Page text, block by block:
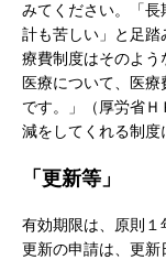
みてください。「
計も苦しい」と足
療費制度はそのよ
医療について、医
です。」（厚労省
減をしてくれる制度
「更新等」
有効期限は、原則１
更新の申請は、更